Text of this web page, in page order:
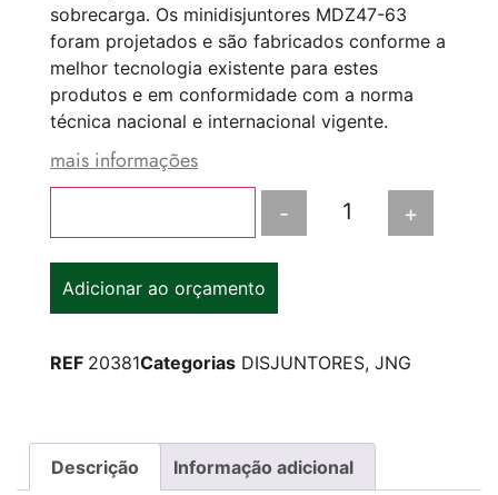
sobrecarga. Os minidisjuntores MDZ47-63
foram projetados e são fabricados conforme a
melhor tecnologia existente para estes
produtos e em conformidade com a norma
técnica nacional e internacional vigente.
mais informações
- +
Adicionar ao orçamento
REF 20381Categorias DISJUNTORES, JNG
Descrição Informação adicional